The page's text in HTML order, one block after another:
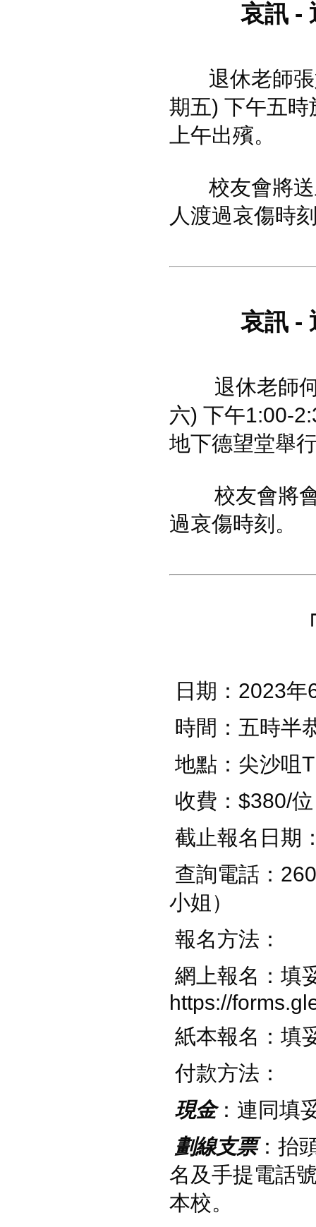
哀訊 -
退休老師
期五) 下午五時
上午出殯。
校友會將送
人渡過哀傷時
哀訊-
退休老師何
六) 下午1:00-
地下德望堂舉
校友會將會
過哀傷時刻。
日期：2023
時間：五時半
地點：尖沙咀
收費：$380/
截止報名日期
查詢電話：
小姐）
報名方法：
網上報名：填
https://
紙本報名：填
付款方法：
現金：連同填
劃線支票：抬
名及手提電話
本校。